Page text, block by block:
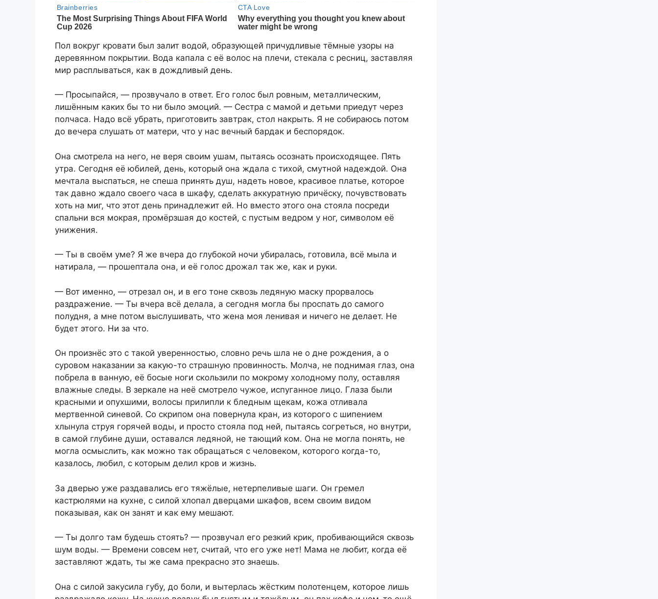
Пол вокруг кровати был залит водой, образующей причудливые тёмные узоры на
деревянном покрытии. Вода капала с её волос на плечи, стекала с ресниц, заставляя
мир расплываться, как в дождливый день.
— Просыпайся, — прозвучало в ответ. Его голос был ровным, металлическим,
лишённым каких бы то ни было эмоций. — Сестра с мамой и детьми приедут через
полчаса. Надо всё убрать, приготовить завтрак, стол накрыть. Я не собираюсь потом
до вечера слушать от матери, что у нас вечный бардак и беспорядок.
Она смотрела на него, не веря своим ушам, пытаясь осознать происходящее. Пять
утра. Сегодня её юбилей, день, который она ждала с тихой, смутной надеждой. Она
мечтала выспаться, не спеша принять душ, надеть новое, красивое платье, которое
так давно ждало своего часа в шкафу, сделать аккуратную причёску, почувствовать
хоть на миг, что этот день принадлежит ей. Но вместо этого она стояла посреди
спальни вся мокрая, промёрзшая до костей, с пустым ведром у ног, символом её
унижения.
— Ты в своём уме? Я же вчера до глубокой ночи убиралась, готовила, всё мыла и
натирала, — прошептала она, и её голос дрожал так же, как и руки.
— Вот именно, — отрезал он, и в его тоне сквозь ледяную маску прорвалось
раздражение. — Ты вчера всё делала, а сегодня могла бы проспать до самого
полудня, а мне потом выслушивать, что жена моя ленивая и ничего не делает. Не
будет этого. Ни за что.
Он произнёс это с такой уверенностью, словно речь шла не о дне рождения, а о
суровом наказании за какую-то страшную провинность. Молча, не поднимая глаз, она
побрела в ванную, её босые ноги скользили по мокрому холодному полу, оставляя
влажные следы. В зеркале на неё смотрело чужое, испуганное лицо. Глаза были
красными и опухшими, волосы прилипли к бледным щекам, кожа отливала
мертвенной синевой. Со скрипом она повернула кран, из которого с шипением
хлынула струя горячей воды, и просто стояла под ней, пытаясь согреться, но внутри,
в самой глубине души, оставался ледяной, не тающий ком. Она не могла понять, не
могла осмыслить, как можно так обращаться с человеком, которого когда-то,
казалось, любил, с которым делил кров и жизнь.
За дверью уже раздавались его тяжёлые, нетерпеливые шаги. Он гремел
кастрюлями на кухне, с силой хлопал дверцами шкафов, всем своим видом
показывая, как он занят и как ему мешают.
— Ты долго там будешь стоять? — прозвучал его резкий крик, пробивающийся сквозь
шум воды. — Времени совсем нет, считай, что его уже нет! Мама не любит, когда её
заставляют ждать, ты же сама прекрасно это знаешь.
Она с силой закусила губу, до боли, и вытерлась жёстким полотенцем, которое лишь